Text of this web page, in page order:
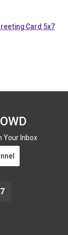
Card 5x7
Your Inbox